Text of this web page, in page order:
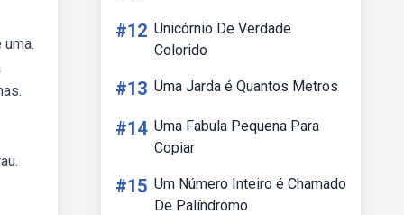
#12 Unicórnio De Verdade
Colorido
#13 Uma Jarda é Quantos Metros
#14 Uma Fabula Pequena Para
Copiar
#15 Um Número Inteiro é Chamado
De Palíndromo